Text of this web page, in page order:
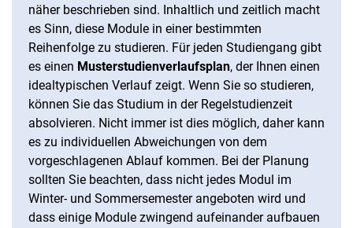
näher beschrieben sind. Inhaltlich und zeitlich macht
es Sinn, diese Module in einer bestimmten
Reihenfolge zu studieren. Für jeden Studiengang gibt
es einen Musterstudienverlaufsplan, der Ihnen einen
idealtypischen Verlauf zeigt. Wenn Sie so studieren,
können Sie das Studium in der Regelstudienzeit
absolvieren. Nicht immer ist dies möglich, daher kann
es zu individuellen Abweichungen von dem
vorgeschlagenen Ablauf kommen. Bei der Planung
sollten Sie beachten, dass nicht jedes Modul im
Winter- und Sommersemester angeboten wird und
dass einige Module zwingend aufeinander aufbauen